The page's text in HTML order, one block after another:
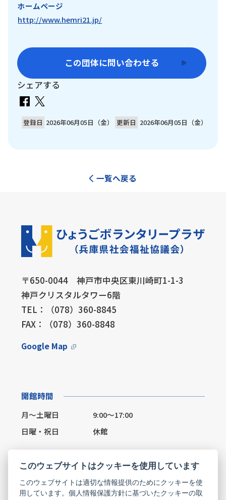
ホームページ
http://www.hemri21.jp/
この団体に問い合わせる
シェアする
登録日 2026年06月05日（金） 更新日 2026年06月05日（金）
一覧へ戻る
〒650-0044 神戸市中央区東川崎町1-1-3
神戸クリスタルタワー6階
TEL：（078）360-8845
FAX：（078）360-8848
Google Map
開館時間
月～土曜日
9:00～17:00
日曜・祝日
休館
Facebook X(Twitter)
このウェブサイトはクッキーを使用しています
このウェブサイトは適切な情報提供のためにクッキーを使
用しています。個人情報保護方針に基づいたクッキーの取